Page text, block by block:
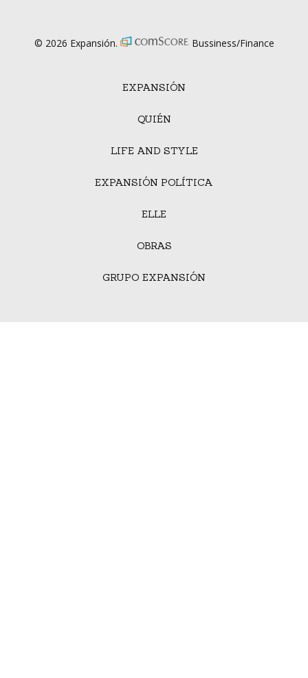
EXPANSIÓN
QUIÉN
LIFE AND STYLE
EXPANSIÓN POLÍTICA
ELLE
OBRAS
GRUPO EXPANSIÓN
© 2026 Expansión. Bussiness/Finance